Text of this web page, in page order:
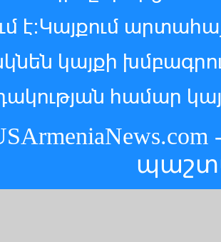
է:Կայքում
կայքի
համար